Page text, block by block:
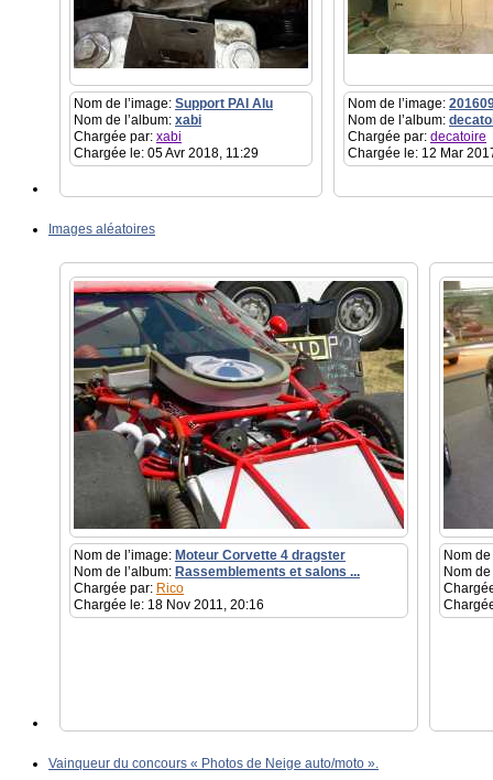
Nom de l’image: Support PAI Alu
Nom de l’album: xabi
Chargée par: xabi
Chargée le: 05 Avr 2018, 11:29
Nom de l’image:
Nom de l’album:
Chargée par: decatoire
Chargée le: 12 Mar
Images aléatoires
Nom de l’image: Moteur Corvette 4 dragster
Nom de l’album: Rassemblements et salons ...
Chargée par: Rico
Chargée le: 18 Nov 2011, 20:16
Nom
Nom
Vainqueur du concours « Photos de Neige auto/moto ».